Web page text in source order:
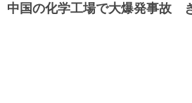
中国の化学工場で大爆発事故